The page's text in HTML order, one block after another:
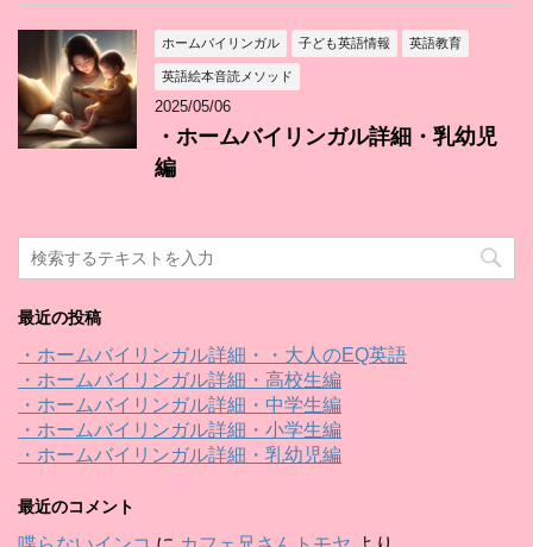
ホームバイリンガル 子ども英語情報 英語教育
英語絵本音読メソッド
2025/05/06
・ホームバイリンガル詳細・乳幼児
編
最近の投稿
・ホームバイリンガル詳細・・大人のEQ英語
・ホームバイリンガル詳細・高校生編
・ホームバイリンガル詳細・中学生編
・ホームバイリンガル詳細・小学生編
・ホームバイリンガル詳細・乳幼児編
最近のコメント